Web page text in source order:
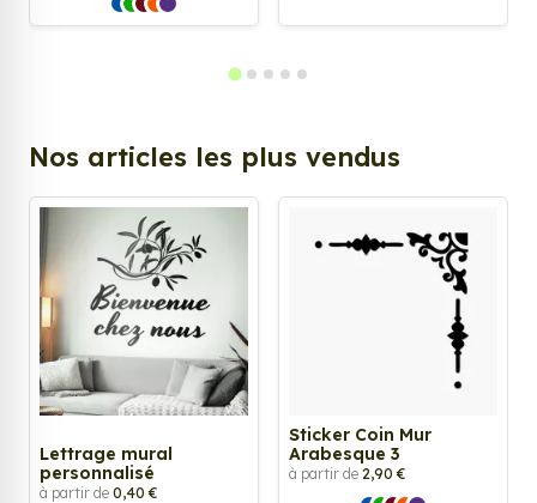
Nos articles les plus vendus
Lettrage mural
personnalisé
à partir de 0,40 €
Sticker Coin Mur
Arabesque 3
à partir de 2,90 €